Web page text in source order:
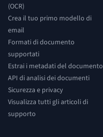
(OCR)
Crea il tuo primo modello di
email
Formati di documento
supportati
Estrai i metadati del documento
API di analisi dei documenti
Sicurezza e privacy
Visualizza tutti gli articoli di
supporto